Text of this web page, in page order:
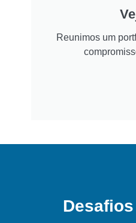
Reunimos um